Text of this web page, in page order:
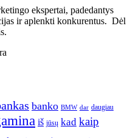
ekspertai, padedantys
ir aplenkti konkurentus. Dėl
banko BMW dar daugiau
iš jūsų kad kaip